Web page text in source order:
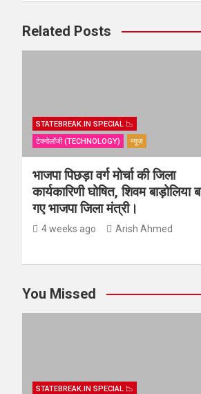
Related Posts
STATEBREAK.IN SPECIAL 📉
टेक्नोलॉजी (TECHNOLOGY)
न्यूज़
भाजपा पिछड़ा वर्ग मोर्चा की जिला
कार्यकारिणी घोषित, शिवम बाड़ोलिया
गए भाजपा जिला मंत्री।
4 weeks ago Arish Ahmed
You Missed
STATEBREAK.IN SPECIAL 📉